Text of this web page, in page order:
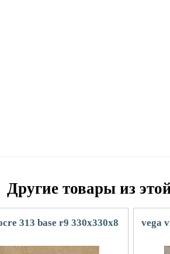
Другие товары из
313 base r9 330x330x8 vega